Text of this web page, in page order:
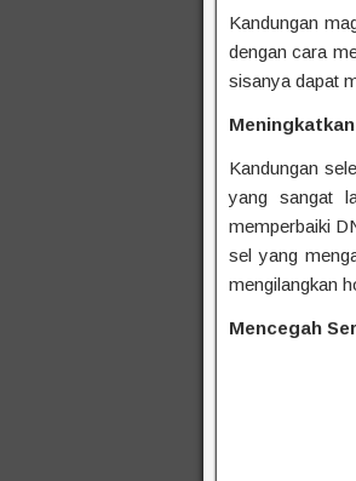
Kandungan
dengan cara
sisanya dapat
Kandungan
yang sangat
memperbaiki
sel yang
mengilangkan
Mencegah